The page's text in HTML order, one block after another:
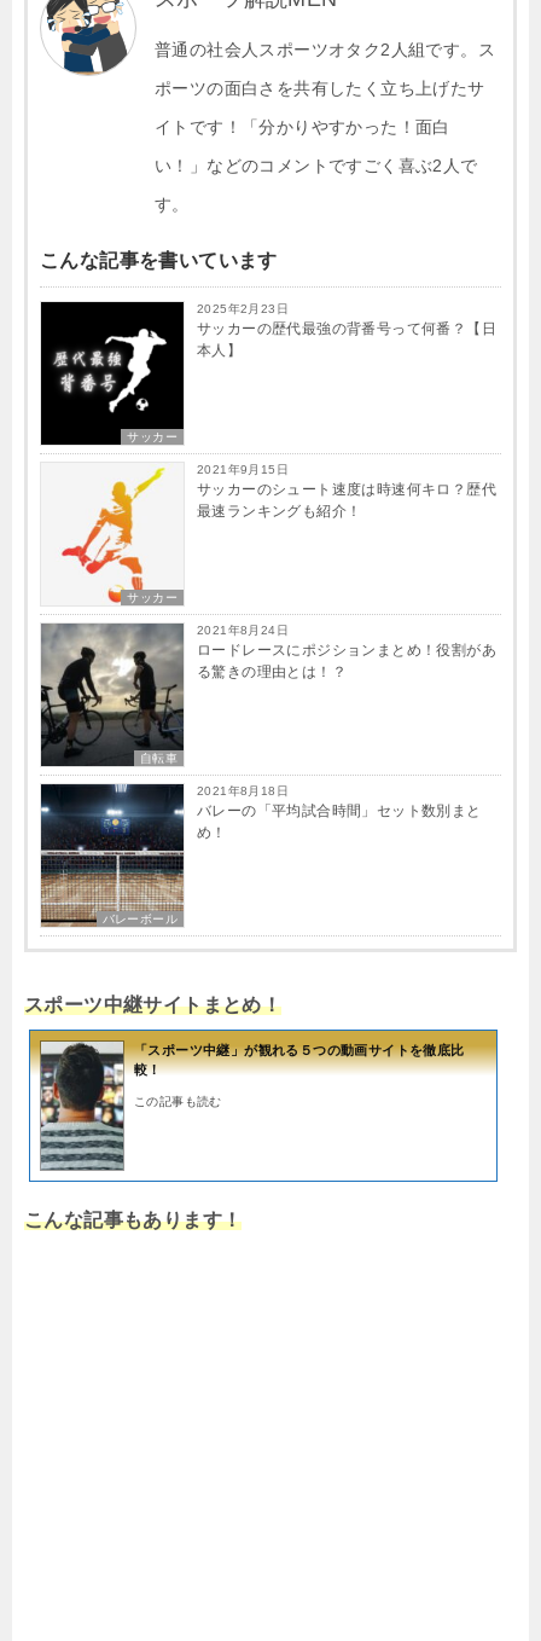
o
o
k
普通の社会人スポーツオタク2人組です。ス
ポーツの面白さを共有したく立ち上げたサ
イトです！「分かりやすかった！面白
い！」などのコメントですごく喜ぶ2人で
す。
こんな記事を書いています
サッカー
2025年2月23日
サッカーの歴代最強の背番号って何番？【日
本人】
サッカー
2021年9月15日
サッカーのシュート速度は時速何キロ？歴代
最速ランキングも紹介！
自転車
2021年8月24日
ロードレースにポジションまとめ！役割があ
る驚きの理由とは！？
バレーボール
2021年8月18日
バレーの「平均試合時間」セット数別まと
め！
スポーツ中継サイトまとめ！
「スポーツ中継」が観れる５つの動画サイトを徹底比
較！
この記事も読む
こんな記事もあります！